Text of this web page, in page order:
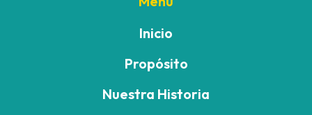
Inicio
Propósito
Nuestra Historia